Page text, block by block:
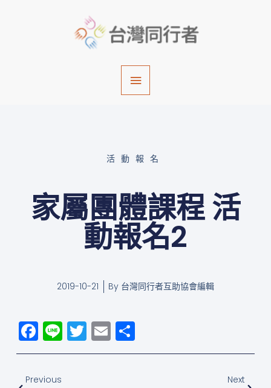
主
要
選
單
活動報名
家屬團體課程 活
動報名2
2019-10-21 By 台灣同行者互助協會編輯
Facebook
LineTwitter
Email
分
享
Previous
Next